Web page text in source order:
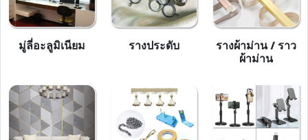
มู่ลี่อะลูมิเนียม รางประดับ
รางผ้าม่าน / ราว
ผ้าม่าน